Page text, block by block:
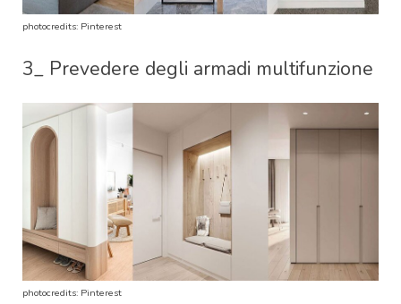
photocredits: Pinterest
3_ Prevedere degli armadi multifunzione
photocredits: Pinterest